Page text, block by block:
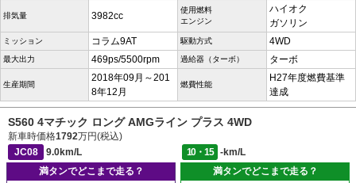
排気量 3982cc
使用燃料
エンジン
ハイオク
ガソリン
ミッション コラム9AT 駆動方式 4WD
最大出力 469ps/5500rpm 過給器（ターボ） ターボ
生産期間
2018年09月～201
8年12月
燃費性能
H27年度燃費基準
達成
S560 4マチック ロング AMGライン プラス 4WD
新車時価格1792万円(税込)
JC08
9.0km/L 10・15
-km/L
満タンでどこまで走る？
満タンでどこまで走る？